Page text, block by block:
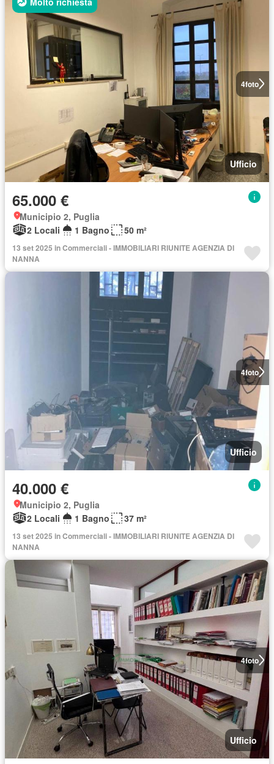
4foto
Ufficio
65.000 €
Municipio 2, Puglia
2 Locali
1 Bagno 50 m²
13 set 2025 in Commerciali - IMMOBILIARI RIUNITE AGENZIA DI
NANNA
4foto
Ufficio
40.000 €
Municipio 2, Puglia
2 Locali
1 Bagno 37 m²
13 set 2025 in Commerciali - IMMOBILIARI RIUNITE AGENZIA DI
NANNA
4foto
Ufficio